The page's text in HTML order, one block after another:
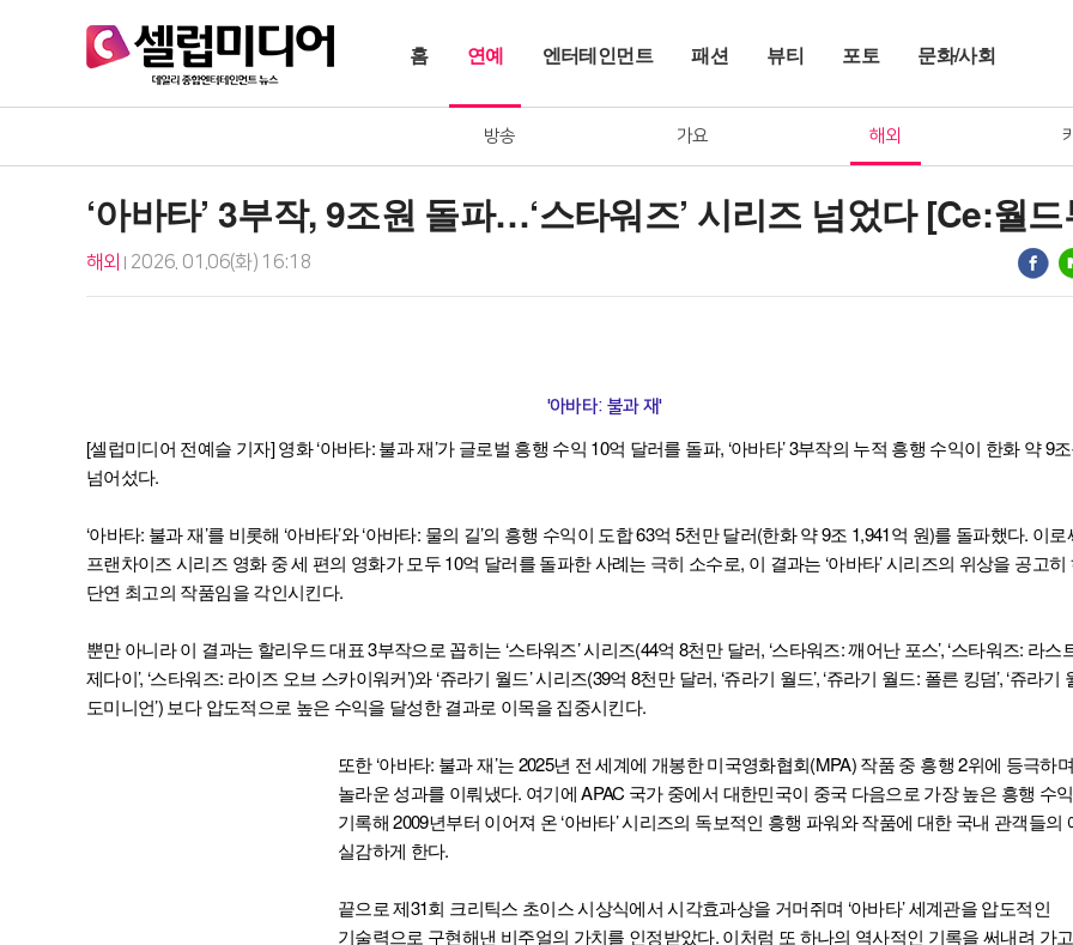
홈 연예
방송 가요 해외
엔터테인먼트 패션 뷰티 포토 문화/사회
‘아바타’ 3부작, 9조원 돌파…‘스타워즈’ 시리즈 넘었다 [Ce:월
해외 2026. 01.06(화) 16:18
'아바타: 불과 재'
[셀럽미디어 전예슬 기자] 영화 ‘아바타: 불과 재’가 글로벌 흥행 수익 10억 달러를 돌파, ‘아바타’ 3부작의 누적 흥행 수익이 한화 약 9
넘어섰다.
‘아바타: 불과 재’를 비롯해 ‘아바타’와 ‘아바타: 물의 길’의 흥행 수익이 도합 63억 5천만 달러(한화 약 9조 1,941억 원)를 돌파했다. 이로
프랜차이즈 시리즈 영화 중 세 편의 영화가 모두 10억 달러를 돌파한 사례는 극히 소수로, 이 결과는 ‘아바타’ 시리즈의 위상을 공고히
단연 최고의 작품임을 각인시킨다.
뿐만 아니라 이 결과는 할리우드 대표 3부작으로 꼽히는 ‘스타워즈’ 시리즈(44억 8천만 달러, ‘스타워즈: 깨어난 포스’, ‘스타워즈: 라스
제다이’, ‘스타워즈: 라이즈 오브 스카이워커’)와 ‘쥬라기 월드’ 시리즈(39억 8천만 달러, ‘쥬라기 월드’, ‘쥬라기 월드: 폴른 킹덤’, ‘쥬라기
도미니언’) 보다 압도적으로 높은 수익을 달성한 결과로 이목을 집중시킨다.
또한 ‘아바타: 불과 재’는 2025년 전 세계에 개봉한 미국영화협회(MPA) 작품 중 흥행 2위에 등극하
놀라운 성과를 이뤄냈다. 여기에 APAC 국가 중에서 대한민국이 중국 다음으로 가장 높은 흥행 수
기록해 2009년부터 이어져 온 ‘아바타’ 시리즈의 독보적인 흥행 파워와 작품에 대한 국내 관객들의
실감하게 한다.
끝으로 제31회 크리틱스 초이스 시상식에서 시각효과상을 거머쥐며 ‘아바타’ 세계관을 압도적인
기술력으로 구현해낸 비주얼의 가치를 인정받았다. 이처럼 또 하나의 역사적인 기록을 써내려 가